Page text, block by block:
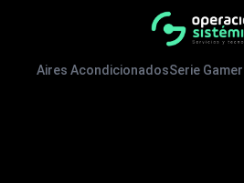
Aires AcondicionadosSerie Gamer